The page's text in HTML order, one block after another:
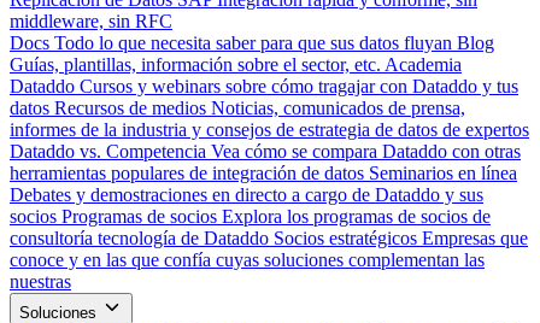
middleware, sin RFC
Docs Todo lo que necesita saber para que sus datos fluyan Blog
Guías, plantillas, información sobre el sector, etc. Academia
Dataddo Cursos y webinars sobre cómo tragajar con Dataddo y tus
datos Recursos de medios Noticias, comunicados de prensa,
informes de la industria y consejos de estrategia de datos de expertos
Dataddo vs. Competencia Vea cómo se compara Dataddo con otras
herramientas populares de integración de datos Seminarios en línea
Debates y demostraciones en directo a cargo de Dataddo y sus
socios Programas de socios Explora los programas de socios de
consultoría tecnología de Dataddo Socios estratégicos Empresas que
conoce y en las que confía cuyas soluciones complementan las
nuestras
Soluciones